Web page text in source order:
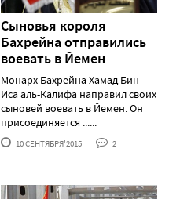
Сыновья короля
Бахрейна отправились
воевать в Йемен
Монарх Бахрейна Хамад Бин
Иса аль-Калифа направил своих
сыновей воевать в Йемен. Он
присоединяется ......
10 СЕНТЯБРЯ'2015 2